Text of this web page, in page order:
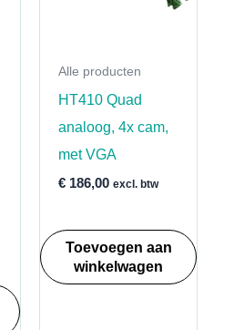
Alle producten
HT410 Quad
analoog, 4x cam,
met VGA
€186,00 excl. btw
Toevoegen aan
winkelwagen